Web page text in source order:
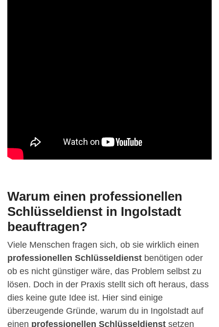
Warum einen professionellen
Schlüsseldienst in Ingolstadt
beauftragen?
Viele Menschen fragen sich, ob sie wirklich einen
professionellen Schlüsseldienst benötigen oder
ob es nicht günstiger wäre, das Problem selbst zu
lösen. Doch in der Praxis stellt sich oft heraus, dass
dies keine gute Idee ist. Hier sind einige
überzeugende Gründe, warum du in Ingolstadt auf
einen professionellen Schlüsseldienst setzen